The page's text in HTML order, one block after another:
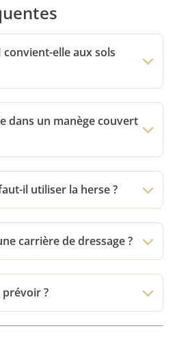
convient-elle aux sols
dans un manège couvert
il utiliser la herse ?
carrière de dressage ?
?